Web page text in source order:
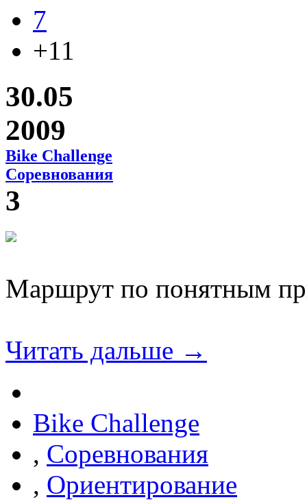
7
+11
30.05
2009
Bike Challenge
Соревнования
3
Маршрут по понятным
Читать дальше →
Bike Challenge
, Соревнования
, Ориентирование